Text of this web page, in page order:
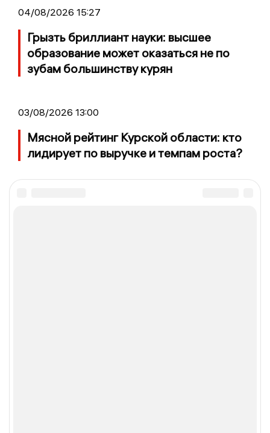
04/08/2026 15:27
Грызть бриллиант науки: высшее
образование может оказаться не по
зубам большинству курян
03/08/2026 13:00
Мясной рейтинг Курской области: кто
лидирует по выручке и темпам роста?